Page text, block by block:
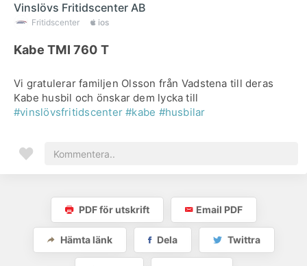
Vinslövs Fritidscenter AB
Fritidscenter ios
Kabe TMI 760 T
Vi gratulerar familjen Olsson från Vadstena till deras
Kabe husbil och önskar dem lycka till
#vinslövsfritidscenter #kabe #husbilar
PDF för utskrift Email PDF
Hämta länk Dela Twittra